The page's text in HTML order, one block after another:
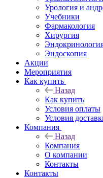
Урология и
Учебники
Фармакология
Хирургия
Эндоскопия
Акции
Мероприятия
Как купить
Назад
Как купить
Условия оплаты
Условия
Компания
Назад
Компания
О компании
Контакты
Контакты